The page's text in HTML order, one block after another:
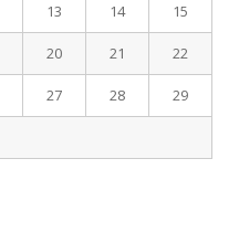
13 14 15
20 21 22
27 28 29